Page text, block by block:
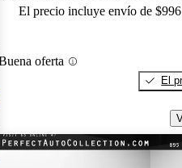
El precio incluye envío de $996
oferta
El
este Aviso